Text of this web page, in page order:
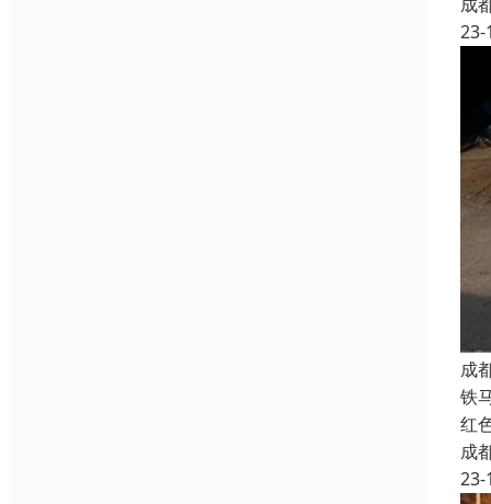
23-
成
铁
红
成
23-